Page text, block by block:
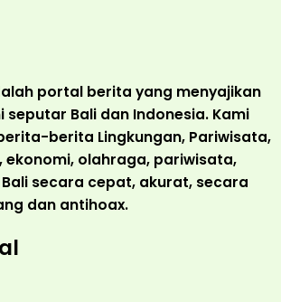
portal berita yang menyajikan
Bali dan Indonesia. Kami
berita Lingkungan, Pariwisata,
ekonomi, olahraga, pariwisata,
secara cepat, akurat, secara
dan antihoax.